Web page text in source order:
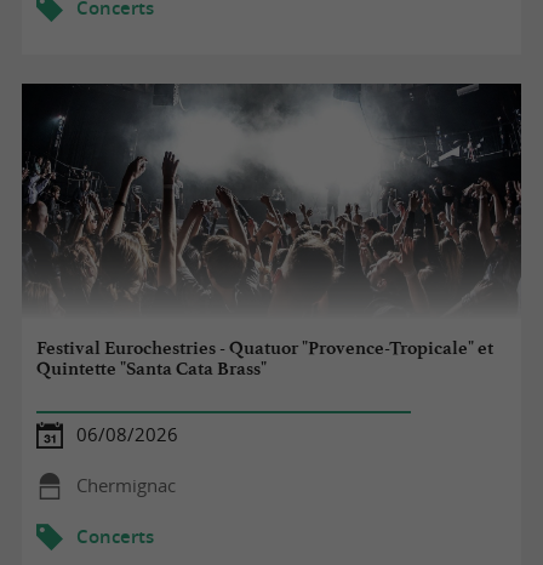
Concerts
Festival Eurochestries - Quatuor "Provence-Tropicale" et
Quintette "Santa Cata Brass"
06/08/2026
Chermignac
Concerts